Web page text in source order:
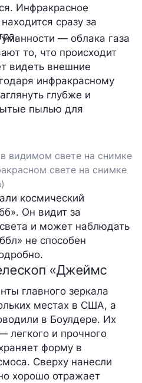
Инфракрасное
сразу за
— облака газа
то, что происходит
видеть внешние
инфракрасному
глубже и
пылью для
видимом свете на снимке
свете на снимке
космический
Он видит за
и может наблюдать
не способен
«Джеймс
главного зеркала
местах в США, а
в Боулдере. Их
легкого и прочного
форму в
Сверху нанесли
хорошо отражает